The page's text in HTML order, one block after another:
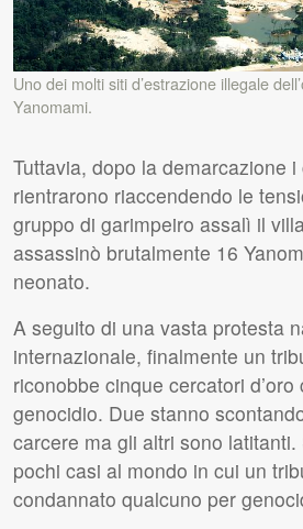
Uno dei molti siti d’estrazione illegale
Yanomami.
Tuttavia, dopo la demarcazione i
rientrarono riaccendendo le
gruppo di garimpeiro assalì il
assassinò brutalmente 16
neonato.
A seguito di una vasta protesta
internazionale, finalmente un
riconobbe cinque cercatori d’oro
genocidio. Due stanno
carcere ma gli altri sono
pochi casi al mondo in cui un
condannato qualcuno per